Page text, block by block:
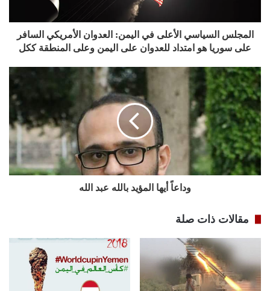
المجلس السياسي الأعلى في اليمن: العدوان الأمريكي السافر
على سوريا هو امتداد للعدوان على اليمن وعلى المنطقة ككل
وداعاً أيها المؤيد بالله عبد الله
مقالات ذات صلة